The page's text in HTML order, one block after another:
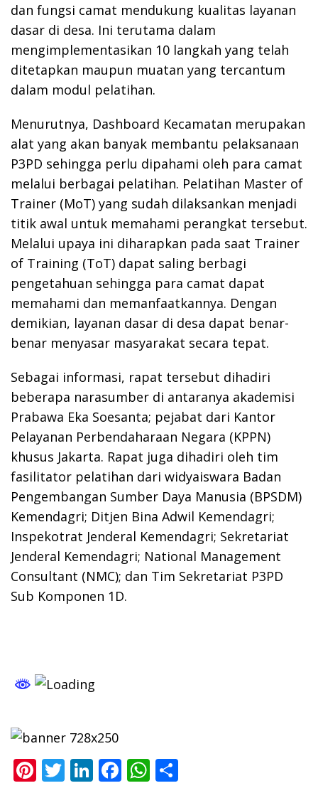
dan fungsi camat mendukung kualitas layanan
dasar di desa. Ini terutama dalam
mengimplementasikan 10 langkah yang telah
ditetapkan maupun muatan yang tercantum
dalam modul pelatihan.
Menurutnya, Dashboard Kecamatan merupakan
alat yang akan banyak membantu pelaksanaan
P3PD sehingga perlu dipahami oleh para camat
melalui berbagai pelatihan. Pelatihan Master of
Trainer (MoT) yang sudah dilaksankan menjadi
titik awal untuk memahami perangkat tersebut.
Melalui upaya ini diharapkan pada saat Trainer
of Training (ToT) dapat saling berbagi
pengetahuan sehingga para camat dapat
memahami dan memanfaatkannya. Dengan
demikian, layanan dasar di desa dapat benar-
benar menyasar masyarakat secara tepat.
Sebagai informasi, rapat tersebut dihadiri
beberapa narasumber di antaranya akademisi
Prabawa Eka Soesanta; pejabat dari Kantor
Pelayanan Perbendaharaan Negara (KPPN)
khusus Jakarta. Rapat juga dihadiri oleh tim
fasilitator pelatihan dari widyaiswara Badan
Pengembangan Sumber Daya Manusia (BPSDM)
Kemendagri; Ditjen Bina Adwil Kemendagri;
Inspekotrat Jenderal Kemendagri; Sekretariat
Jenderal Kemendagri; National Management
Consultant (NMC); dan Tim Sekretariat P3PD
Sub Komponen 1D.
Pi T Li F W